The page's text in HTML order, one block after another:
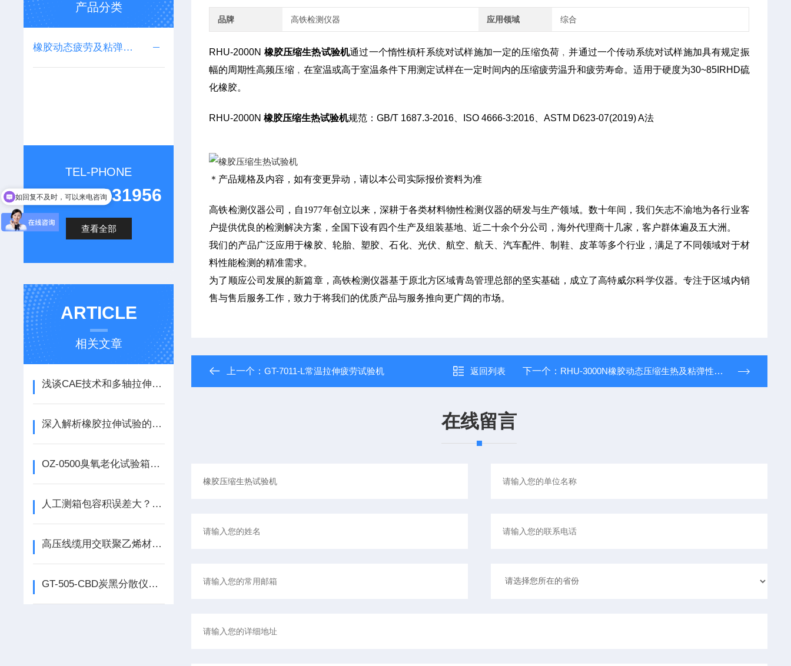
产品分类
橡胶动态疲劳及粘弹性测试
TEL-PHONE
0532-85931956
查看全部
ARTICLE
相关文章
浅谈CAE技术和多轴拉伸试验机在汽车密封制品中的应用
深入解析橡胶拉伸试验的标准与流程
OZ-0500臭氧老化试验箱的操作与维护指南说明
人工测箱包容积误差大？箱包容积率测试仪精准高效解决难题
高压线缆用交联聚乙烯材料 抗焦烧性能和交联性能测试-无转子流变仪
GT-505-CBD炭黑分散仪的操作流程与注意事项
品牌 高铁检测仪器 应用领域 综合
RHU-2000N 橡胶压缩生热试验机通过一个惰性槓杆系统对试样施加一定的压缩负荷﹐并通过一个传动系统对试样施加具有规定振
幅的周期性高频压缩﹐在室温或高于室温条件下用测定试样在一定时间内的压缩疲劳温升和疲劳寿命。适用于硬度为30~85IRHD硫
化橡胶。
RHU-2000N橡胶压缩生热试验机规范：GB/T 1687.3-2016、ISO 4666-3:2016、ASTM D623-07(2019) A法
＊产品规格及内容，如有变更异动，请以本公司实际报价资料为准
高铁检测仪器公司，自1977年创立以来，深耕于各类材料物性检测仪器的研发与生产领域。数十年间，我们矢志不渝地为各行业客
户提供优良的检测解决方案，全国下设有四个生产及组装基地、近二十余个分公司，海外代理商十几家，客户群体遍及五大洲。
我们的产品广泛应用于橡胶、轮胎、塑胶、石化、光伏、航空、航天、汽车配件、制鞋、皮革等多个行业，满足了不同领域对于材
料性能检测的精准需求。
为了顺应公司发展的新篇章，高铁检测仪器基于原北方区域青岛管理总部的坚实基础，成立了高特威尔科学仪器。专注于区域内销
售与售后服务工作，致力于将我们的优质产品与服务推向更广阔的市场。
上一个：GT-7011-L常温拉伸疲劳试验机 返回列表 下一个： RHU-3000N橡胶动态压缩生热及粘弹性综合性能试验机
在线留言
您要咨询什么仪器吗